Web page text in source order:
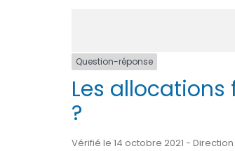
Question-réponse
Les
?
Vérifié le 14 octobre 2021 -